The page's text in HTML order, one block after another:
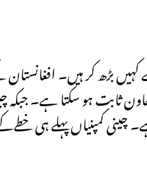
بڑھ کر ہیں۔ افغانستان
ثابت ہو سکتا ہے۔ جبکہ
کمپنیاں پہلے ہی